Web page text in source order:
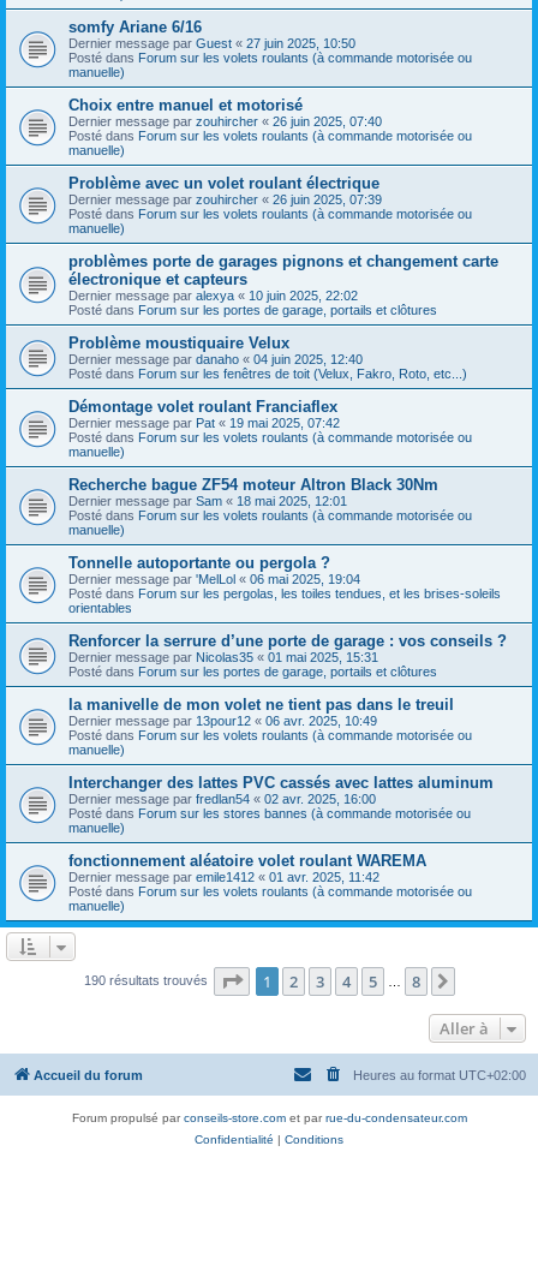
somfy Ariane 6/16
Dernier message par Guest « 27 juin 2025, 10:50
Posté dans Forum sur les volets roulants (à commande motorisée ou
manuelle)
Choix entre manuel et motorisé
Dernier message par zouhircher « 26 juin 2025, 07:40
Posté dans Forum sur les volets roulants (à commande motorisée ou
manuelle)
Problème avec un volet roulant électrique
Dernier message par zouhircher « 26 juin 2025, 07:39
Posté dans Forum sur les volets roulants (à commande motorisée ou
manuelle)
problèmes porte de garages pignons et changement carte
électronique et capteurs
Dernier message par alexya « 10 juin 2025, 22:02
Posté dans Forum sur les portes de garage, portails et clôtures
Problème moustiquaire Velux
Dernier message par danaho « 04 juin 2025, 12:40
Posté dans Forum sur les fenêtres de toit (Velux, Fakro, Roto, etc...)
Démontage volet roulant Franciaflex
Dernier message par Pat « 19 mai 2025, 07:42
Posté dans Forum sur les volets roulants (à commande motorisée ou
manuelle)
Recherche bague ZF54 moteur Altron Black 30Nm
Dernier message par Sam « 18 mai 2025, 12:01
Posté dans Forum sur les volets roulants (à commande motorisée ou
manuelle)
Tonnelle autoportante ou pergola ?
Dernier message par 'MelLol « 06 mai 2025, 19:04
Posté dans Forum sur les pergolas, les toiles tendues, et les brises-soleils
orientables
Renforcer la serrure d’une porte de garage : vos conseils ?
Dernier message par Nicolas35 « 01 mai 2025, 15:31
Posté dans Forum sur les portes de garage, portails et clôtures
la manivelle de mon volet ne tient pas dans le treuil
Dernier message par 13pour12 « 06 avr. 2025, 10:49
Posté dans Forum sur les volets roulants (à commande motorisée ou
manuelle)
Interchanger des lattes PVC cassés avec lattes aluminum
Dernier message par fredlan54 « 02 avr. 2025, 16:00
Posté dans Forum sur les stores bannes (à commande motorisée ou
manuelle)
fonctionnement aléatoire volet roulant WAREMA
Dernier message par emile1412 « 01 avr. 2025, 11:42
Posté dans Forum sur les volets roulants (à commande motorisée ou
manuelle)
190 résultats trouvés Page 1sur8
1 2 3 4 5 8
Aller à
Accueil du forum Heures au format UTC+02:00
Forum propulsé parconseils-store.comet parrue-du-condensateur.com
Confidentialité | Conditions